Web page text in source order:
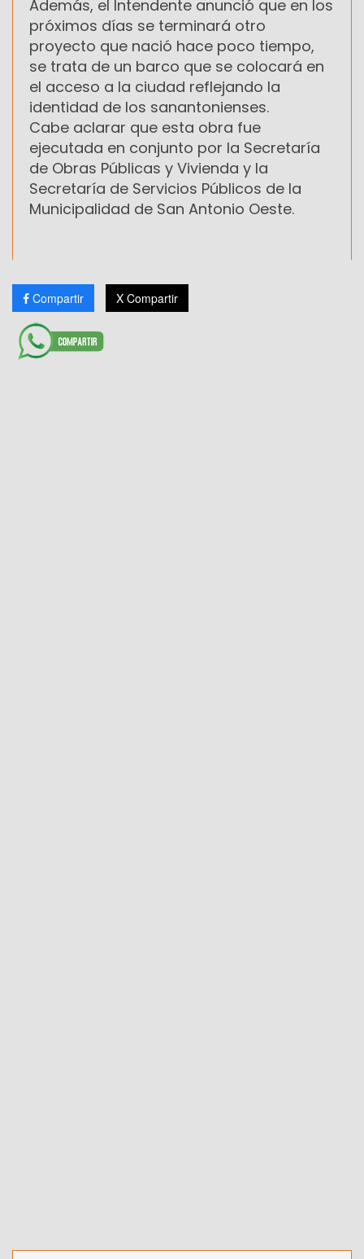
Además, el Intendente anunció que en los
próximos días se terminará otro
proyecto que nació hace poco tiempo,
se trata de un barco que se colocará en
el acceso a la ciudad reflejando la
identidad de los sanantonienses.
Cabe aclarar que esta obra fue
ejecutada en conjunto por la Secretaría
de Obras Públicas y Vivienda y la
Secretaría de Servicios Públicos de la
Municipalidad de San Antonio Oeste.
Compartir X Compartir